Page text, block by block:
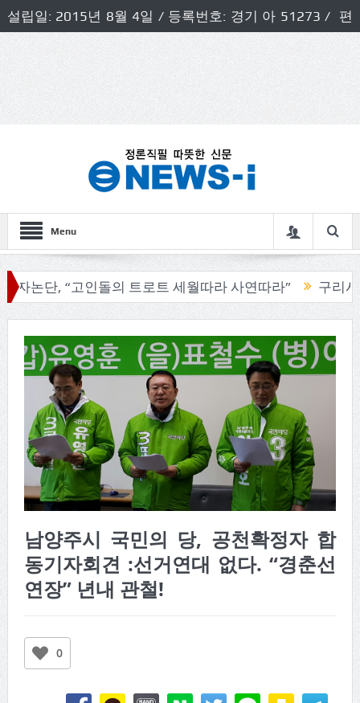
설립일: 2015년 8월 4일 / 등록번호: 경기 아 51273 / 편
집인 및 발행인: 허득천 / 개인정보책임자 및 청소년보호호
책임자: 최상규
Menu
“고인돌의 트로트 세월따라 사연따라” 구리시의회, 기
남양주시 국민의 당, 공천확정자 합
동기자회견 :선거연대 없다. “경춘선
연장” 년내 관철!
0